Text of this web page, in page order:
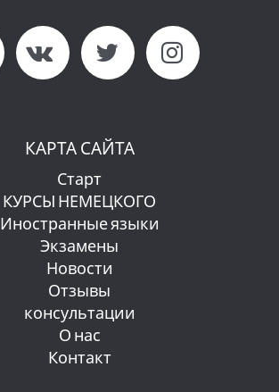
КАРТА САЙТА
Старт
КУРСЫ НЕМЕЦКОГО
Иностранные языки
Экзамены
Новости
Отзывы
консультации
О нас
Контакт